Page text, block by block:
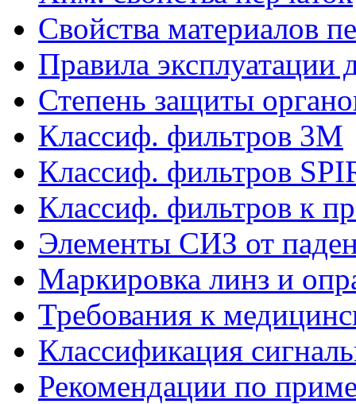
Свойства материалов
Правила эксплуатации
Степень защиты
Классиф. фильтров 3М
Классиф. фильтров
Классиф. фильтров к
Элементы СИЗ от
Маркировка линз и
Требования к
Классификация
Рекомендации по